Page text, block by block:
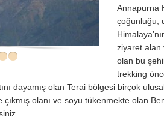
Annapurna
çoğunluğu,
ziyaret alan
olan bu
trekking
dayamış olan Terai bölgesi birçok
çıkmış olanı ve soyu tükenmekte olan